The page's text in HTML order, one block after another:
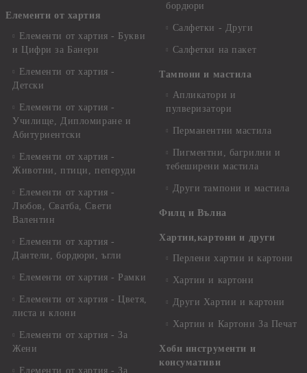
Елементи от хартия
Елементи от хартия - Букви
и Цифри за Банери
Елементи от хартия -
Детски
Елементи от хартия -
Училище, Дипломиране и
Абитуриентски
Елементи от хартия -
Животни, птици, пеперуди
Елементи от хартия -
Любов, Сватба, Свети
Валентин
Елементи от хартия -
Дантели, бордюри, ъгли
Елементи от хартия - Рамки
Елементи от хартия - Цветя,
листа и клони
Елементи от хартия - За
Жени
Елементи от хартия - За
бордюри
Салфетки - Други
Салфетки на пакет
Тампони и мастила
Апликатори и
пулверизатори
Перманентни мастила
Пигментни, багрилни и
тебеширени мастила
Други тампони и мастила
Филц и Вълна
Хартии,картони и други
Перлени хартии и картони
Хартии и картони
Други Хартии и картони
Хартии и Картони За Печат
Хоби инструменти и
консумативи